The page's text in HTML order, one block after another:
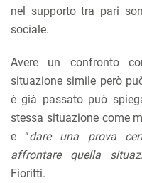
nel supporto tra pari
sociale.
Avere un confronto
situazione simile però
è già passato può
stessa situazione come
e “dare una prova
affrontare quella
Fioritti.